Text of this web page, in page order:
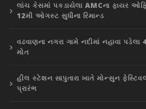
લાંચ કેસમાં પકડાયેલા AMCના ફાયર
12મી ઓગસ્ટ સુધીના રિમાન્ડ
વઢવાણના નગરા ગામે નદીમાં નહાવા પડેલા
મોત
હીલ સ્ટેશન સાપુતારા ખાતે મોન્સુન
પ્રારંભ